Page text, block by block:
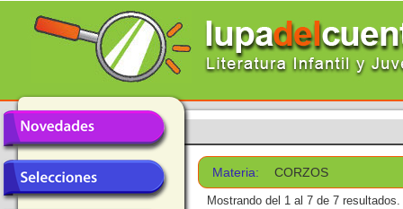
Materia: CORZOS
Mostrando del 1 al 7 de 7 resultados.